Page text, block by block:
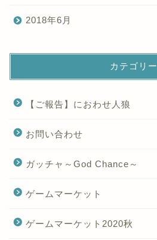
2018年6月
カテゴリー
【ご報告】におわせ人狼
お問い合わせ
ガッチャ～God Chance～
ゲームマーケット
ゲームマーケット2020秋